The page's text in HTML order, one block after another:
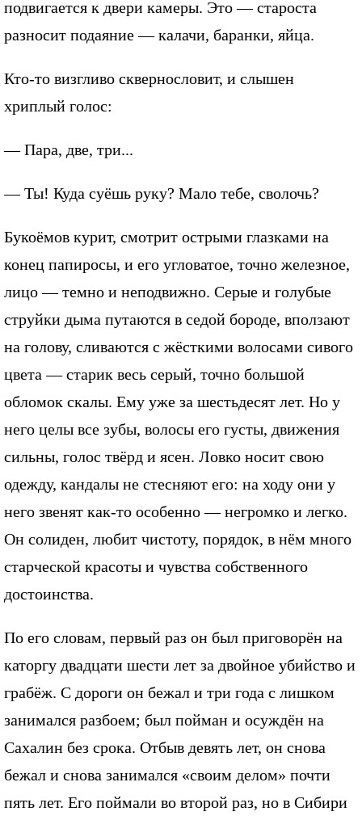
подвигается к двери камеры. Это — староста
разносит подаяние — калачи, баранки, яйца.
Кто-то визгливо сквернословит, и слышен
хриплый голос:
— Пара, две, три...
— Ты! Куда суёшь руку? Мало тебе, сволочь?
Букоёмов курит, смотрит острыми глазками на
конец папиросы, и его угловатое, точно железное,
лицо — темно и неподвижно. Серые и голубые
струйки дыма путаются в седой бороде, вползают
на голову, сливаются с жёсткими волосами сивого
цвета — старик весь серый, точно большой
обломок скалы. Ему уже за шестьдесят лет. Но у
него целы все зубы, волосы его густы, движения
сильны, голос твёрд и ясен. Ловко носит свою
одежду, кандалы не стесняют его: на ходу они у
него звенят как-то особенно — негромко и легко.
Он солиден, любит чистоту, порядок, в нём много
старческой красоты и чувства собственного
достоинства.
По его словам, первый раз он был приговорён на
каторгу двадцати шести лет за двойное убийство и
грабёж. С дороги он бежал и три года с лишком
занимался разбоем; был пойман и осуждён на
Сахалин без срока. Отбыв девять лет, он снова
бежал и снова занимался «своим делом» почти
пять лет. Его поймали во второй раз, но в Сибири